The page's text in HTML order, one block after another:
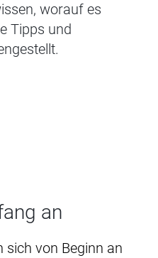
worauf es
Tipps und
an
sich von Beginn an